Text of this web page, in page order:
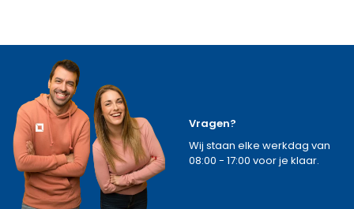
Vragen?
Wij staan elke werkdag van
08:00 - 17:00 voor je klaar.